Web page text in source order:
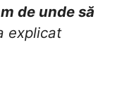
de unde să
explicat